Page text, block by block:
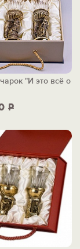
Р
"И это всё о